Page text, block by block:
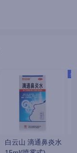
同仁堂 六味地黄丸